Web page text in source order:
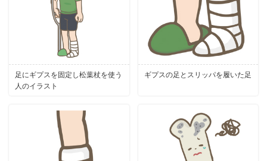
足にギプスを固定し松葉杖を使う
人のイラスト
ギプスの足とスリッパを履いた足